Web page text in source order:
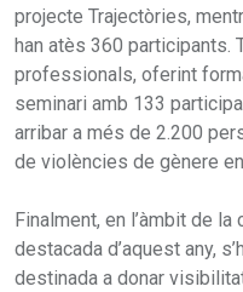
projecte Trajectòries,
han atès 360 participants.
professionals, oferint
seminari amb 133
arribar a més de 2.200
de violències de gènere
Finalment, en l’àmbit de
destacada d’aquest any,
destinada a donar